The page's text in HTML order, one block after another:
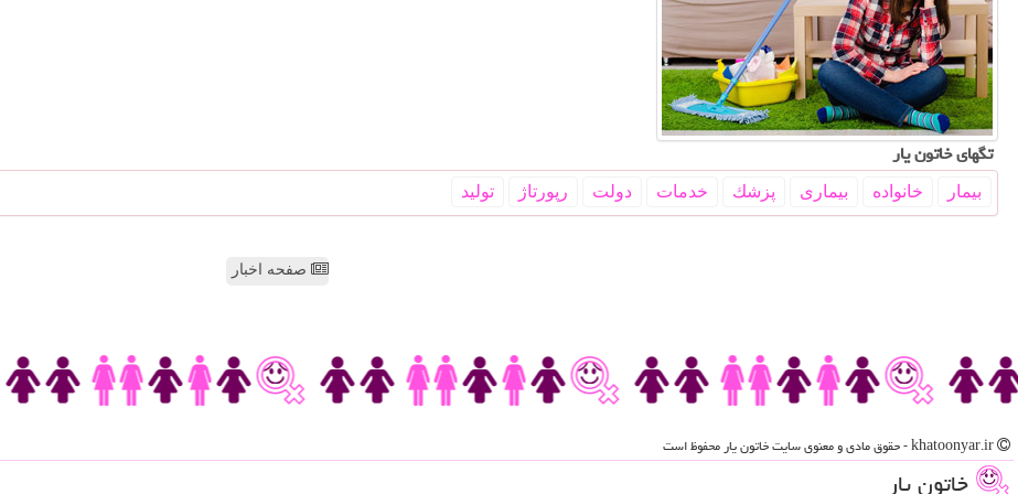
تگهای خاتون یار
بیمار خانواده بیماری پزشك خدمات دولت رپورتاژ تولید
صفحه اخبار
خاتون یار